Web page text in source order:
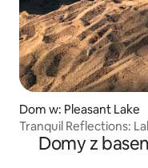
Dom w: Pleasant Lake
Tranquil Reflections:
Domy z